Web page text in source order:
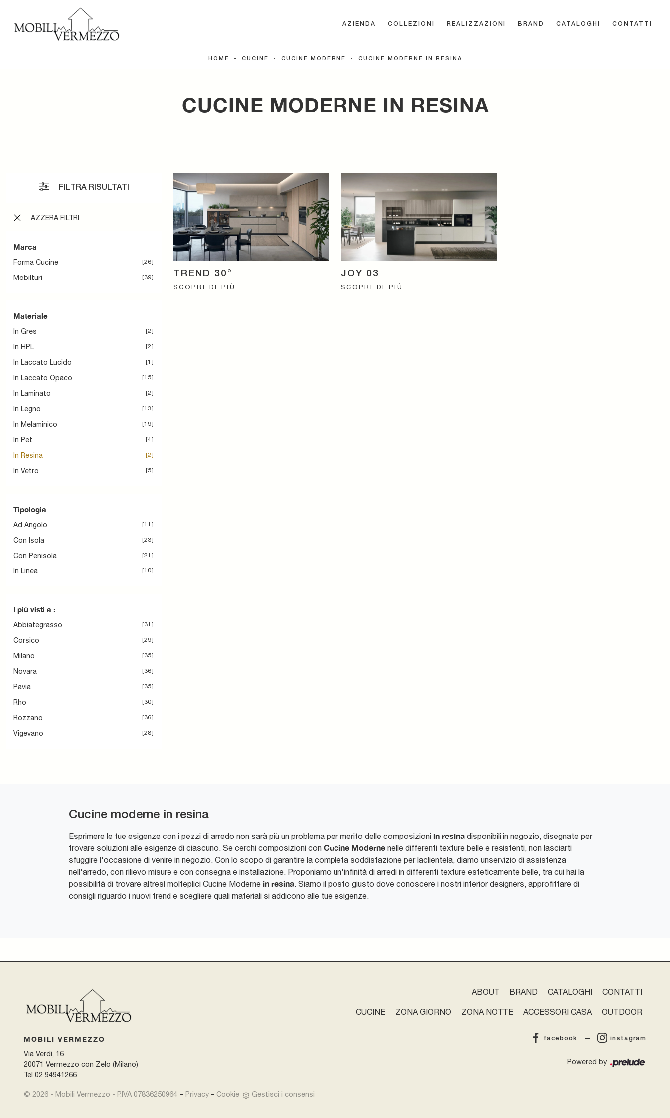
AZIENDA COLLEZIONI REALIZZAZIONI BRAND CATALOGHI CONTATTI
HOME - CUCINE - CUCINE MODERNE - CUCINE MODERNE IN RESINA
CUCINE MODERNE IN RESINA
FILTRA RISULTATI
AZZERA FILTRI
Marca
Forma Cucine 26
Mobilturi 39
Materiale
In Gres 2
In HPL 2
In Laccato Lucido 1
In Laccato Opaco 15
In Laminato 2
In Legno 13
In Melaminico 19
In Pet 4
In Resina 2
In Vetro 5
Tipologia
Ad Angolo 11
Con Isola 23
Con Penisola 21
In Linea 10
I più visti a :
Abbiategrasso 31
Corsico 29
Milano 35
Novara 36
Pavia 35
Rho 30
Rozzano 36
Vigevano 28
TREND 30°
SCOPRI DI PIÙ
JOY 03
SCOPRI DI PIÙ
Cucine moderne in resina
Esprimere le tue esigenze con i pezzi di arredo non sarà più un problema per merito delle composizioni in resina disponibili in negozio, disegnate per
trovare soluzioni alle esigenze di ciascuno. Se cerchi composizioni con Cucine Moderne nelle differenti texture belle e resistenti, non lasciarti
sfuggire l'occasione di venire in negozio. Con lo scopo di garantire la completa soddisfazione per laclientela, diamo unservizio di assistenza
nell'arredo, con rilievo misure e con consegna e installazione. Proponiamo un'infinità di arredi in differenti texture esteticamente belle, tra cui hai la
possibilità di trovare altresì molteplici Cucine Moderne in resina. Siamo il posto giusto dove conoscere i nostri interior designers, approfittare di
consigli riguardo i nuovi trend e scegliere quali materiali si addicono alle tue esigenze.
ABOUT BRAND CATALOGHI CONTATTI
CUCINE ZONA GIORNO ZONA NOTTE ACCESSORI CASA OUTDOOR
MOBILI VERMEZZO
Via Verdi, 16
20071 Vermezzo con Zelo (Milano)
Tel 02 94941266
facebook instagram
Powered by
© 2026 - Mobili Vermezzo - P.IVA 07836250964 Privacy - Cookie Gestisci i consensi